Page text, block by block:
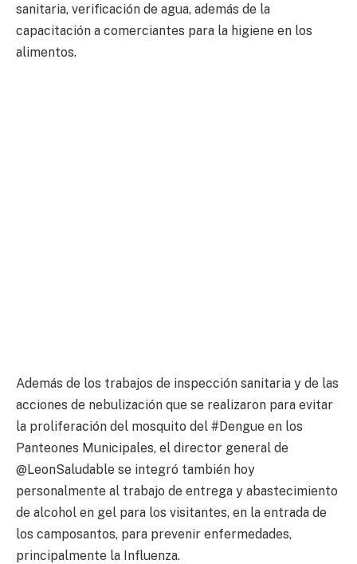
sanitaria, verificación de agua, además de la
capacitación a comerciantes para la higiene en los
alimentos.
Además de los trabajos de inspección sanitaria y de las
acciones de nebulización que se realizaron para evitar
la proliferación del mosquito del #Dengue en los
Panteones Municipales, el director general de
@LeonSaludable se integró también hoy
personalmente al trabajo de entrega y abastecimiento
de alcohol en gel para los visitantes, en la entrada de
los camposantos, para prevenir enfermedades,
principalmente la Influenza.